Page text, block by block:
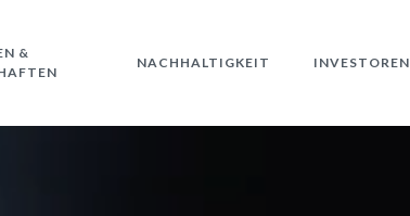
&
NACHHALTIGKEIT INVESTOREN